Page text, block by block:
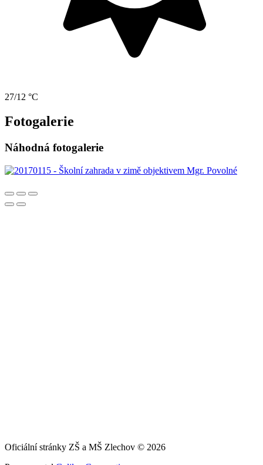
27/12 °C
Fotogalerie
Náhodná fotogalerie
Oficiální stránky ZŠ a MŠ Zlechov © 2026